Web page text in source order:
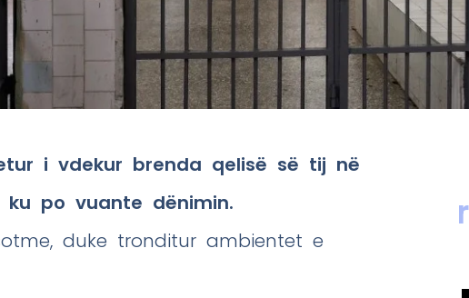
i vdekur brenda qelisë së tij në
ku po vuante dënimin.
duke tronditur ambientet e